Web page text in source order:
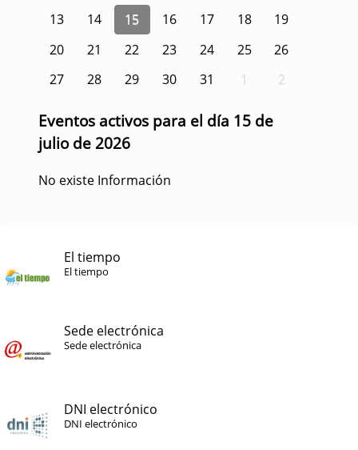
13
14 15 16 17 18
19
20
21 22 23 24 25
26
27
28 29 30 31 1 2
Eventos activos para el día 15 de
julio de 2026
No existe Información
El tiempo
El tiempo
Sede electrónica
Sede electrónica
DNI electrónico
DNI electrónico